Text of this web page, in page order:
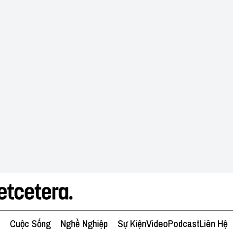
Cuộc Sống Nghề Nghiệp Sự KiệnVideoPodcastLiên Hệ